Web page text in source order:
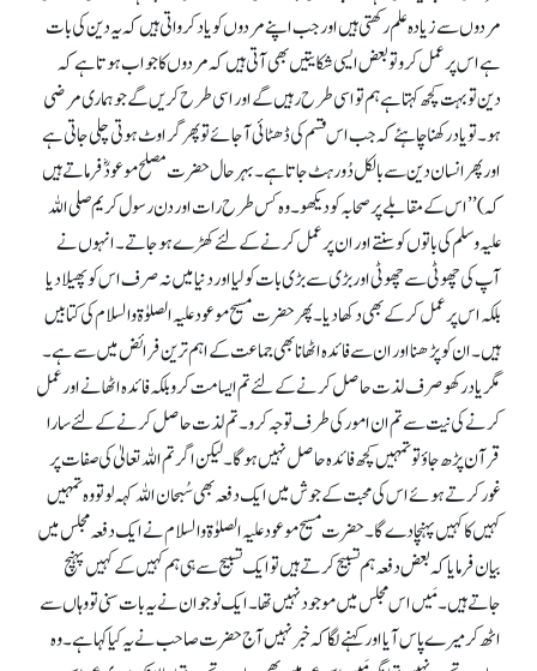
مردوں سے زیادہ علم رکھتی ہیں اور جب اپنے مردوں کو یاد کرواتی ہیں کہ یہ دین کی بات
ہے اس پر عمل کرو تو بعض ایسی شکایتیں بھی آتی ہیں کہ مردوں کا جواب ہوتا ہے کہ
دین تو بہت کچھ کہتا ہے ہم تو اسی طرح رہیں گے اور اسی طرح کریں گے جو ہماری مرضی
ہو۔ تو یاد رکھنا چاہئے کہ جب اس قسم کی ڈھٹائی آ جائے تو پھر گراوٹ ہوتی چلی جاتی ہے
اور پھر انسان دین سے بالکل دُور ہٹ جاتا ہے۔ بہرحال حضرت مصلح موعودؓ فرماتے ہیں
کہ) ’’اس کے مقابلے پر صحابہ کو دیکھو۔ وہ کس طرح رات اور دن رسول کریم صلی اللہ
علیہ وسلم کی باتوں کو سنتے اور ان پر عمل کرنے کے لئے کھڑے ہو جاتے۔ انہوں نے
آپ کی چھوٹی سے چھوٹی اور بڑی سے بڑی بات کو لیا اور دنیا میں نہ صرف اس کو پھیلا دیا
بلکہ اس پر عمل کر کے بھی دکھا دیا۔ پھر حضرت مسیح موعود علیہ الصلوٰۃ والسلام کی کتابیں
ہیں۔ ان کو پڑھنا اور ان سے فائدہ اٹھانا بھی جماعت کے اہم ترین فرائض میں سے ہے۔
مگر یاد رکھو صرف لذت حاصل کرنے کے لئے تم ایسا مت کرو بلکہ فائدہ اٹھانے اور عمل
کرنے کی نیت سے تم ان امور کی طرف توجہ کرو۔ تم لذت حاصل کرنے کے لئے سارا
قرآن پڑھ جاؤ تو تمہیں کچھ فائدہ حاصل نہیں ہو گا۔ لیکن اگر تم اللہ تعالیٰ کی صفات پر
غور کرتے ہوئے اس کی محبت کے جوش میں ایک دفعہ بھی سُبحان اللہ کہہ لو تو وہ تمہیں
کہیں کا کہیں پہنچا دے گا۔ حضرت مسیح موعود علیہ الصلوٰۃ والسلام نے ایک دفعہ مجلس میں
بیان فرمایا کہ بعض دفعہ ہم تسبیح کرتے ہیں تو ایک تسبیح سے ہی ہم کہیں کے کہیں پہنچ
جاتے ہیں۔ مَیں اس مجلس میں موجودنہیں تھا۔ ایک نوجوان نے یہ بات سنی تو وہاں سے
اٹھ کر میرے پاس آیا اور کہنے لگا کہ خبر نہیں آج حضرت صاحب نے یہ کیا کہا ہے۔ وہ